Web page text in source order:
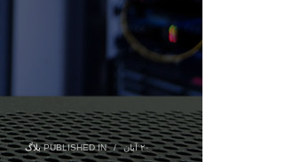
۲۰ آبان /
PUBLISHED IN بلاگ